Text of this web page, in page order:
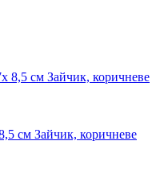
см Зайчик, коричневе